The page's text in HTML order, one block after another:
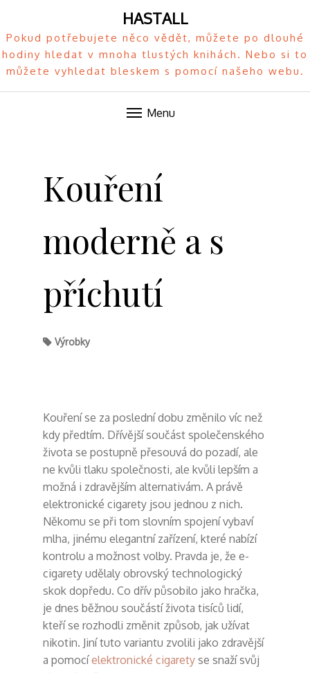
HASTALL
Pokud potřebujete něco vědět, můžete po dlouhé
hodiny hledat v mnoha tlustých knihách. Nebo si to
můžete vyhledat bleskem s pomocí našeho webu.
Menu
Kouření
moderně a s
příchutí
Výrobky
Kouření se za poslední dobu změnilo víc než
kdy předtím. Dřívější součást společenského
života se postupně přesouvá do pozadí, ale
ne kvůli tlaku společnosti, ale kvůli lepším a
možná i zdravějším alternativám. A právě
elektronické cigarety jsou jednou z nich.
Někomu se při tom slovním spojení vybaví
mlha, jinému elegantní zařízení, které nabízí
kontrolu a možnost volby. Pravda je, že e-
cigarety udělaly obrovský technologický
skok dopředu. Co dřív působilo jako hračka,
je dnes běžnou součástí života tisíců lidí,
kteří se rozhodli změnit způsob, jak užívat
nikotin. Jiní tuto variantu zvolili jako zdravější
a pomocíelektronické cigaretyse snaží svůj